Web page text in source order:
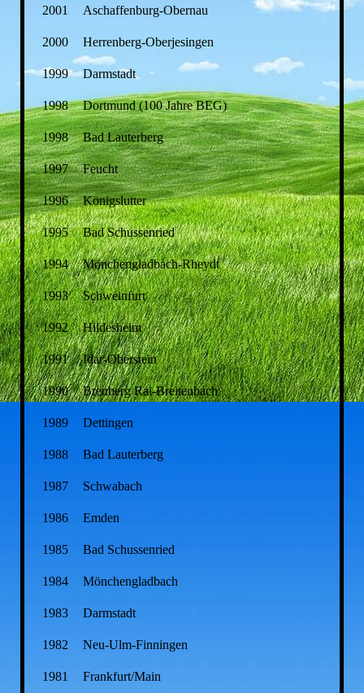
2001 Aschaffenburg-Obernau
2000 Herrenberg-Oberjesingen
1999 Darmstadt
1998 Dortmund (100 Jahre BEG)
1998 Bad Lauterberg
1997 Feucht
1996 Königslutter
1995 Bad Schussenried
1994 Mönchengladbach-Rheydt
1993 Schweinfurt
1992 Hildesheim
1991 Idar-Oberstein
1990 Breuberg Rai-Breitenbach
1989 Dettingen
1988 Bad Lauterberg
1987 Schwabach
1986 Emden
1985 Bad Schussenried
1984 Mönchengladbach
1983 Darmstadt
1982 Neu-Ulm-Finningen
1981 Frankfurt/Main